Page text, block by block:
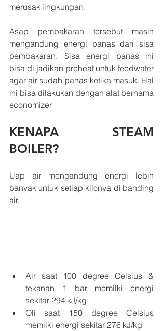
merusak lingkungan.
Asap pembakaran tersebut masih
mengandung energi panas dari sisa
pembakaran. Sisa energi panas ini
bisa di jadikan preheat untuk feedwater
agar air sudah panas ketika masuk. Hal
ini bisa dilakukan dengan alat bernama
economizer
KENAPA STEAM
BOILER?
Uap air mengandung energi lebih
banyak untuk setiap kilonya di banding
air.
Air saat 100 degree Celsius &
tekanan 1 bar memilki energi
sekitar 294 kJ/kg
memilki energi sekitar 276 kJ/kg